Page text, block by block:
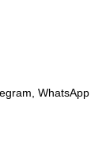
WhatsApp